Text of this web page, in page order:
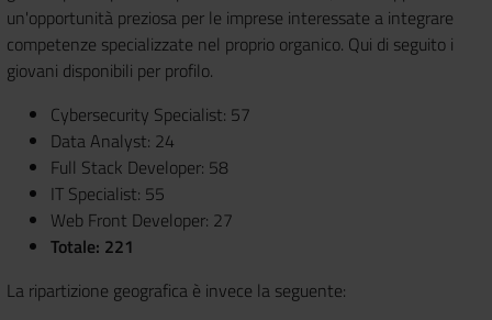
un'opportunità preziosa per le imprese interessate a integrare
competenze specializzate nel proprio organico. Qui di seguito i
giovani disponibili per profilo.
Cybersecurity Specialist: 57
Data Analyst: 24
Full Stack Developer: 58
IT Specialist: 55
Web Front Developer: 27
Totale: 221
La ripartizione geografica è invece la seguente: